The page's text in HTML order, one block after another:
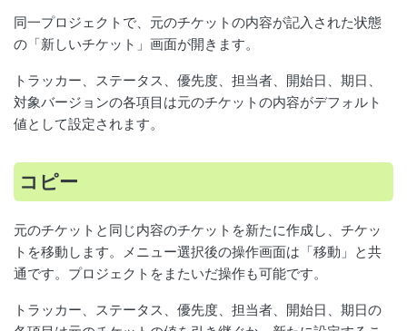
同一プロジェクトで、元のチケットの内容が記入された状態
の「新しいチケット」画面が開きます。
トラッカー、ステータス、優先度、担当者、開始日、期日、
対象バージョンの各項目は元のチケットの内容がデフォルト
値として設定されます。
コピー
元のチケットと同じ内容のチケットを新たに作成し、チケッ
トを移動します。メニュー選択後の操作画面は「移動」と共
通です。プロジェクトをまたいだ操作も可能です。
トラッカー、ステータス、優先度、担当者、開始日、期日の